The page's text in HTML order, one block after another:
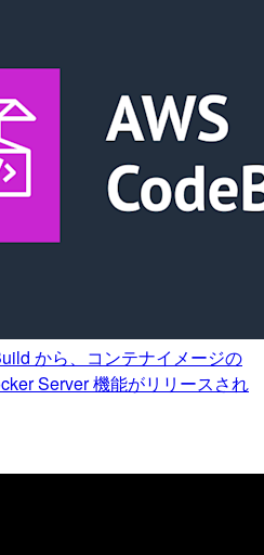
から、コンテナイメージの
Server 機能がリリースされ